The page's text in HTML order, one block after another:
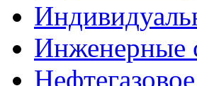
Инженерные